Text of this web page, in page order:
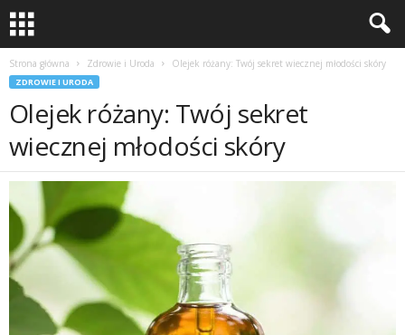
Strona główna Zdrowie i Uroda Olejek różany: Twój sekret wiecznej młodości skóry
ZDROWIE I URODA
Olejek różany: Twój sekret
wiecznej młodości skóry